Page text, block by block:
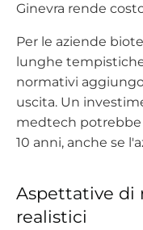
Ginevra rende
Per le aziende
lunghe
normativi
uscita. Un
medtech potrebbe
10 anni, anche se
Aspettative di
realistici